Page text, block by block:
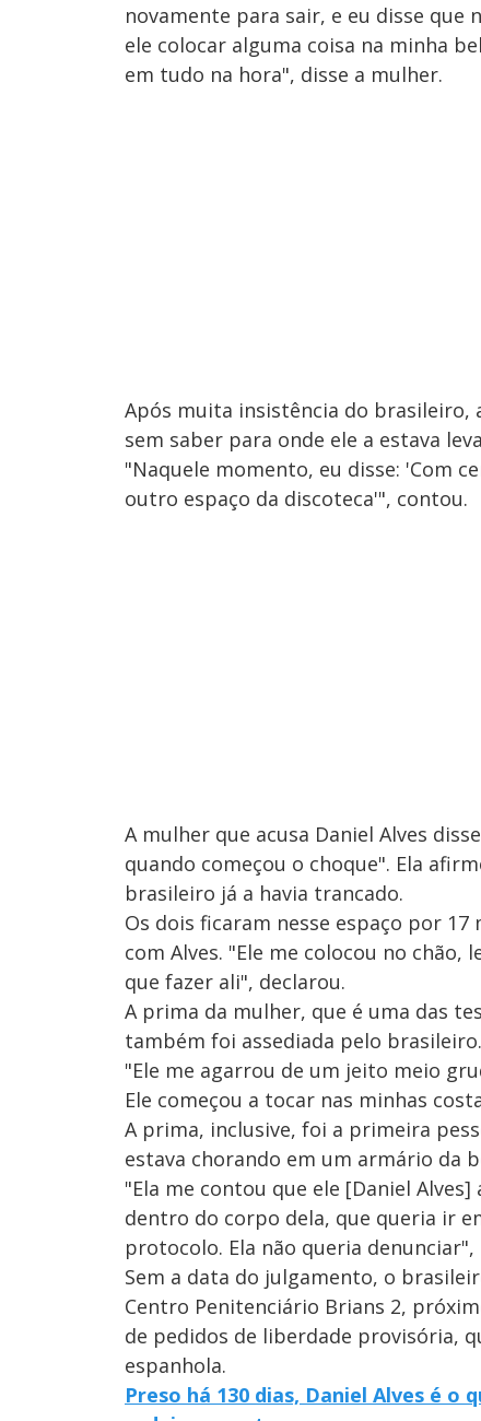
novamente para sair, e eu disse que
ele colocar alguma coisa na minha
em tudo na hora", disse a mulher.
Após muita insistência do
sem saber para onde ele a estava
"Naquele momento, eu disse: 'Com
outro espaço da discoteca'", contou.
A mulher que acusa Daniel Alves
quando começou o choque". Ela
brasileiro já a havia trancado.
Os dois ficaram nesse espaço por
com Alves. "Ele me colocou no
que fazer ali", declarou.
A prima da mulher, que é uma das
também foi assediada pelo brasileiro.
"Ele me agarrou de um jeito meio
Ele começou a tocar nas minhas
A prima, inclusive, foi a primeira
estava chorando em um armário da
"Ela me contou que ele [Daniel
dentro do corpo dela, que queria ir
protocolo. Ela não queria denunciar",
Sem a data do julgamento, o
Centro Penitenciário Brians 2,
de pedidos de liberdade provisória,
espanhola.
Preso há 130 dias, Daniel Alves é